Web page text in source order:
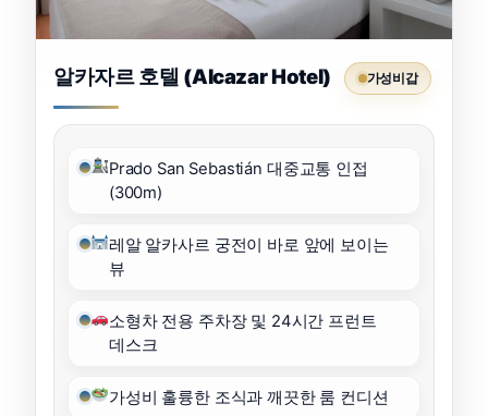
알카자르 호텔 (Alcazar Hotel) 가성비갑
Prado San Sebastián 대중교통 인접
(300m)
레알 알카사르 궁전이 바로 앞에 보이는
뷰
소형차 전용 주차장 및 24시간 프런트
데스크
가성비 훌륭한 조식과 깨끗한 룸 컨디션